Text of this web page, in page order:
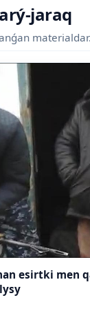
jaraq
materialdar.
esirtki men